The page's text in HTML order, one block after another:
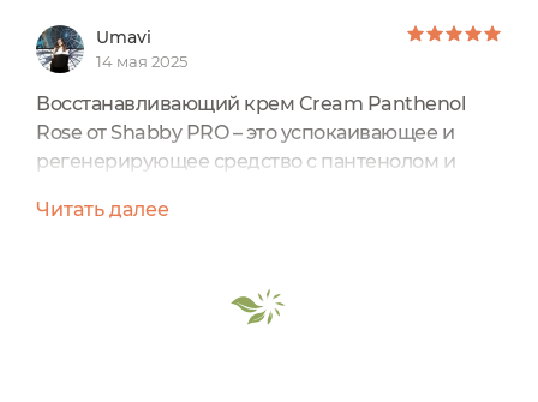
Umavi
14 мая 2025
Восстанавливающий крем Cream Panthenol
Rose от Shabby PRO – это успокаивающее и
регенерирующее средство с пантенолом и
бритья или загара. Подходит для всех типов
аллергии, способен заживлять микротравмы,
Читать далее